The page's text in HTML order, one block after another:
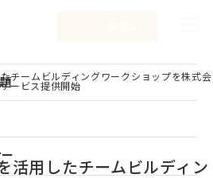
チームビルディングワークショップを株式会
ービス提供開始
活用したチームビルディン